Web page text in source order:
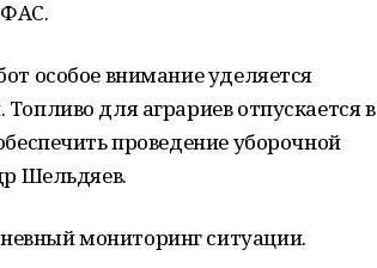
ФАС.
особое внимание уделяется
для аграриев отпускается в
проведение уборочной
Шельдяев.
мониторинг ситуации.